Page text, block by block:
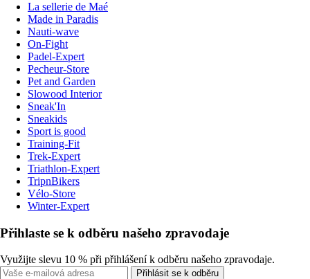
La sellerie de Maé
Made in Paradis
Nauti-wave
On-Fight
Padel-Expert
Pecheur-Store
Pet and Garden
Slowood Interior
Sneak'In
Sneakids
Sport is good
Training-Fit
Trek-Expert
Triathlon-Expert
TripnBikers
Vélo-Store
Winter-Expert
Přihlaste se k odběru našeho zpravodaje
Využijte slevu 10 % při přihlášení k odběru našeho zpravodaje.
Přihlásit se k odběru